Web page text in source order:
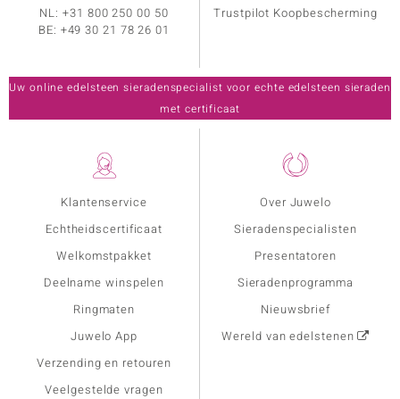
Klantenservice
Echtheidscertificaat
Welkomstpakket
Deelname winspelen
Ringmaten
Juwelo App
Verzending en retouren
Veelgestelde vragen
Over Juwelo
Sieradenspecialisten
Presentatoren
Sieradenprogramma
Nieuwsbrief
Wereld van edelstenen
NL:+31 800 250 00 50
BE: +49 30 21 78 26 01
Trustpilot Koopbescherming
Uw online edelsteen sieradenspecialist voor echte edelsteen sieraden
met certificaat